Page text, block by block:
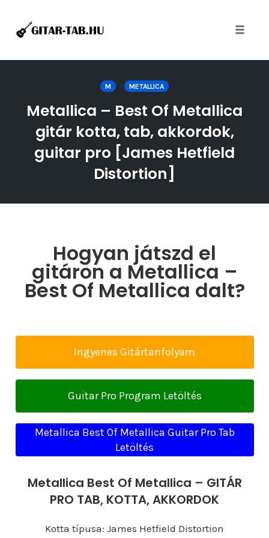
M METALLICA
Metallica – Best Of Metallica
gitár kotta, tab, akkordok,
guitar pro [James Hetfield
Distortion]
Hogyan játszd el
gitáron a Metallica –
Best Of Metallica dalt?
Ingyenes Gitártanfolyam
Guitar Pro Program Letöltés
Metallica Best Of Metallica Guitar Pro Tab
Letöltés
Metallica Best Of Metallica – GITÁR
PRO TAB, KOTTA, AKKORDOK
Kotta típusa: James Hetfield Distortion